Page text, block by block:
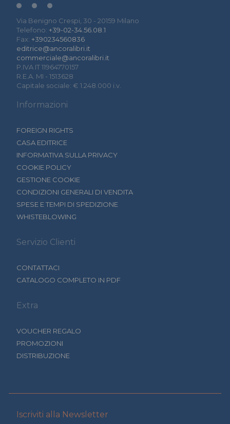
Via Benigno Crespi, 30 - 20159 Milano
Telefono: +39-02-34.56.08.1
Fax: +390234560836
editrice@ancoralibri.it
commerciale@ancoralibri.it
P.IVA IT 11964770157
R.E.A. MI - 1513628
Capitale sociale: € 1.248.000 i.v.
Informazioni
FOREIGN RIGHTS
CASA EDITRICE
INFORMATIVA SULLA PRIVACY
COOKIE POLICY
GESTIONE COOKIE
CONDIZIONI GENERALI DI VENDITA
SPESE E TEMPI DI SPEDIZIONE
WHISTEBLOWING
Servizio Clienti
CONTATTACI
CATALOGO COMPLETO IN PDF
Extra
VOUCHER REGALO
PROMOZIONI
DISTRIBUZIONE
Iscriviti alla Newsletter